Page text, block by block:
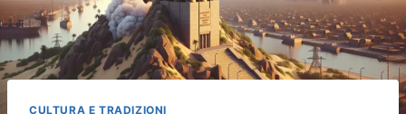
CULTURA E TRADIZIONI